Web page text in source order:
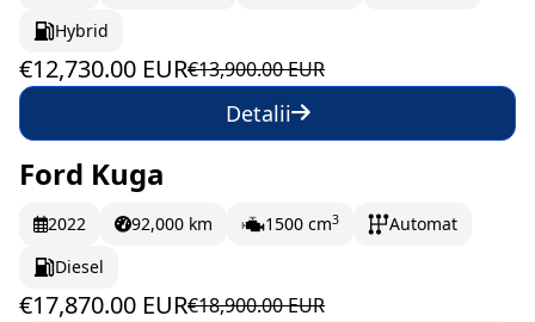
Hybrid
€12,730.00 EUR€13,900.00 EUR
Detalii
În stoc
Ford Kuga
2022 92,000 km 1500 cm3
Automat
Diesel
€17,870.00 EUR€18,900.00 EUR